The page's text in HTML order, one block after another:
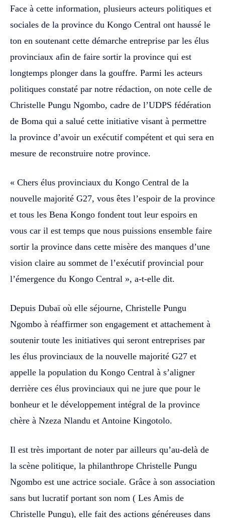
Face à cette information, plusieurs acteurs politiques et
sociales de la province du Kongo Central ont haussé le
ton en soutenant cette démarche entreprise par les élus
provinciaux afin de faire sortir la province qui est
longtemps plonger dans la gouffre. Parmi les acteurs
politiques constaté par notre rédaction, on note celle de
Christelle Pungu Ngombo, cadre de l’UDPS fédération
de Boma qui a salué cette initiative visant à permettre
la province d’avoir un exécutif compétent et qui sera en
mesure de reconstruire notre province.
« Chers élus provinciaux du Kongo Central de la
nouvelle majorité G27, vous êtes l’espoir de la province
et tous les Bena Kongo fondent tout leur espoirs en
vous car il est temps que nous puissions ensemble faire
sortir la province dans cette misère des manques d’une
vision claire au sommet de l’exécutif provincial pour
l’émergence du Kongo Central », a-t-elle dit.
Depuis Dubaï où elle séjourne, Christelle Pungu
Ngombo à réaffirmer son engagement et attachement à
soutenir toute les initiatives qui seront entreprises par
les élus provinciaux de la nouvelle majorité G27 et
appelle la population du Kongo Central à s’aligner
derrière ces élus provinciaux qui ne jure que pour le
bonheur et le développement intégral de la province
chère à Nzeza Nlandu et Antoine Kingotolo.
Il est très important de noter par ailleurs qu’au-delà de
la scène politique, la philanthrope Christelle Pungu
Ngombo est une actrice sociale. Grâce à son association
sans but lucratif portant son nom ( Les Amis de
Christelle Pungu), elle fait des actions généreuses dans